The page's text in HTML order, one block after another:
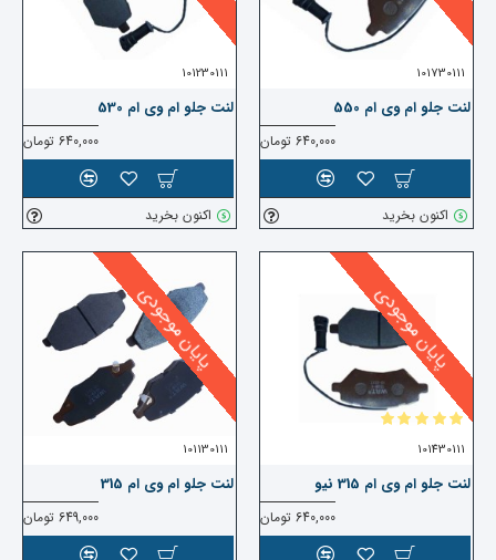
101730111
لنت جلو ام وی ام 550
640,000 تومان
اکنون بخرید
101230111
لنت جلو ام وی ام 530
640,000 تومان
اکنون بخرید
پایان موجودی
101430111
لنت جلو ام وی ام 315 نیو
640,000 تومان
پایان موجودی
101130111
لنت جلو ام وی ام 315
649,000 تومان